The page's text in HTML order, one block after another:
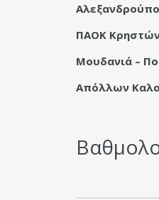
ΠΑΟΚ
Μουδανιά –
Απόλλων